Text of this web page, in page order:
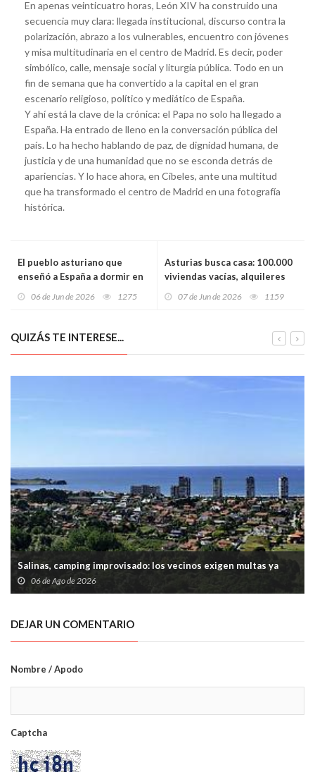
En apenas veinticuatro horas, León XIV ha construido una
secuencia muy clara: llegada institucional, discurso contra la
polarización, abrazo a los vulnerables, encuentro con jóvenes
y misa multitudinaria en el centro de Madrid. Es decir, poder
simbólico, calle, mensaje social y liturgia pública. Todo en un
fin de semana que ha convertido a la capital en el gran
escenario religioso, político y mediático de España.
Y ahí está la clave de la crónica: el Papa no solo ha llegado a
España. Ha entrado de lleno en la conversación pública del
país. Lo ha hecho hablando de paz, de dignidad humana, de
justicia y de una humanidad que no se esconda detrás de
apariencias. Y lo hace ahora, en Cibeles, ante una multitud
que ha transformado el centro de Madrid en una fotografía
histórica.
El pueblo asturiano que
enseñó a España a dormir en
06 de Jun de 2026 1275
Asturias busca casa: 100.000
viviendas vacías, alquileres
07 de Jun de 2026 1159
QUIZÁS TE INTERESE...
Salinas, camping improvisado: los vecinos exigen multas ya
06 de Ago de 2026
DEJAR UN COMENTARIO
Nombre / Apodo
Captcha